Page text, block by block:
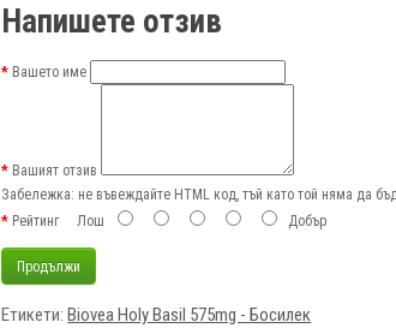
Напишете отзив
Вашето име
Вашият отзив
Забележка: не въвеждайте HTML код, тъй като той няма да
РейтингЛош Добър
Продължи
Етикети:Biovea Holy Basil 575mg - Босилек